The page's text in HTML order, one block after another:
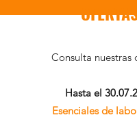
Consulta nuestras
Hasta el
Esenciales de